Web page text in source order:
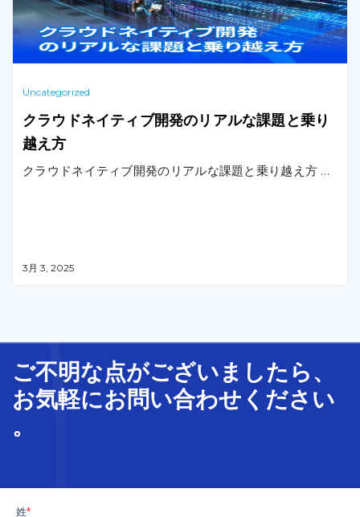
Uncategorized
クラウドネイティブ開発のリアルな課題と乗り
越え方
クラウドネイティブ開発のリアルな課題と乗り越え方 …
3月 3, 2025
ご不明な点がございましたら、
お気軽にお問い合わせ ください
。